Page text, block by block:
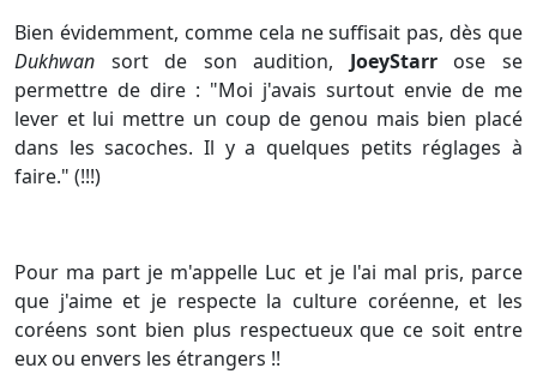
Bien évidemment, comme cela ne suffisait pas, dès que
Dukhwan sort de son audition, JoeyStarrose se
permettre de dire : "Moi j'avais surtout envie de me
lever et lui mettre un coup de genou mais bien placé
dans les sacoches. Il y a quelques petits réglages à
faire." (!!!)
Pour ma part je m'appelle Luc et je l'ai mal pris, parce
que j'aime et je respecte la culture coréenne, et les
coréens sont bien plus respectueux que ce soit entre
eux ou envers les étrangers !!